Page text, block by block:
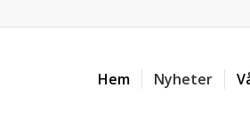
Hem Nyheter